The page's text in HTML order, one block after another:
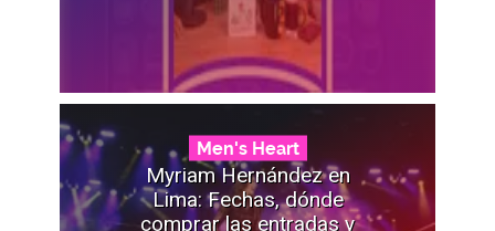
Men's Heart
Myriam Hernández en
Lima: Fechas, dónde
comprar las entradas y